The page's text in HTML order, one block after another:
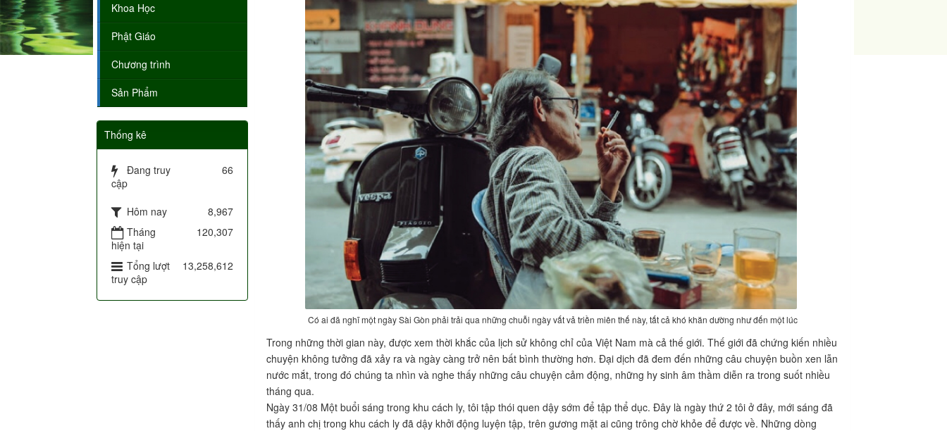
Có ai đã nghĩ một ngày Sài Gòn phải trải qua những chuỗi ngày vất vả triền miên thế này, tất cả khó khăn dường như đến một lúc
Trong những thời gian này, được xem thời khắc của lịch sử không chỉ của Việt Nam mà cả thế giới. Thế giới đã chứng kiến nhiều
chuyện không tưởng đã xảy ra và ngày càng trở nên bất bình thường hơn. Đại dịch đã đem đến những câu chuyện buồn xen lẫn
nước mắt, trong đó chúng ta nhìn và nghe thấy những câu chuyện cảm động, những hy sinh âm thầm diễn ra trong suốt nhiều
tháng qua.
Ngày 31/08 Một buổi sáng trong khu cách ly, tôi tập thói quen dậy sớm để tập thể dục. Đây là ngày thứ 2 tôi ở đây, mới sáng đã
thấy anh chị trong khu cách ly đã dậy khởi động luyện tập, trên gương mặt ai cũng trông chờ khỏe để được về. Những dòng
Khoa Học
Phật Giáo
Chương trình
Sản Phẩm
Thống kê
Đang truy
cập
66
Hôm nay
8,967
Tháng
hiện tại
120,307
Tổng lượt
truy cập
13,258,612